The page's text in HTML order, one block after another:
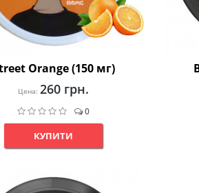
Orange (150 мг)
Цена:260 грн.
0
КУПИТИ